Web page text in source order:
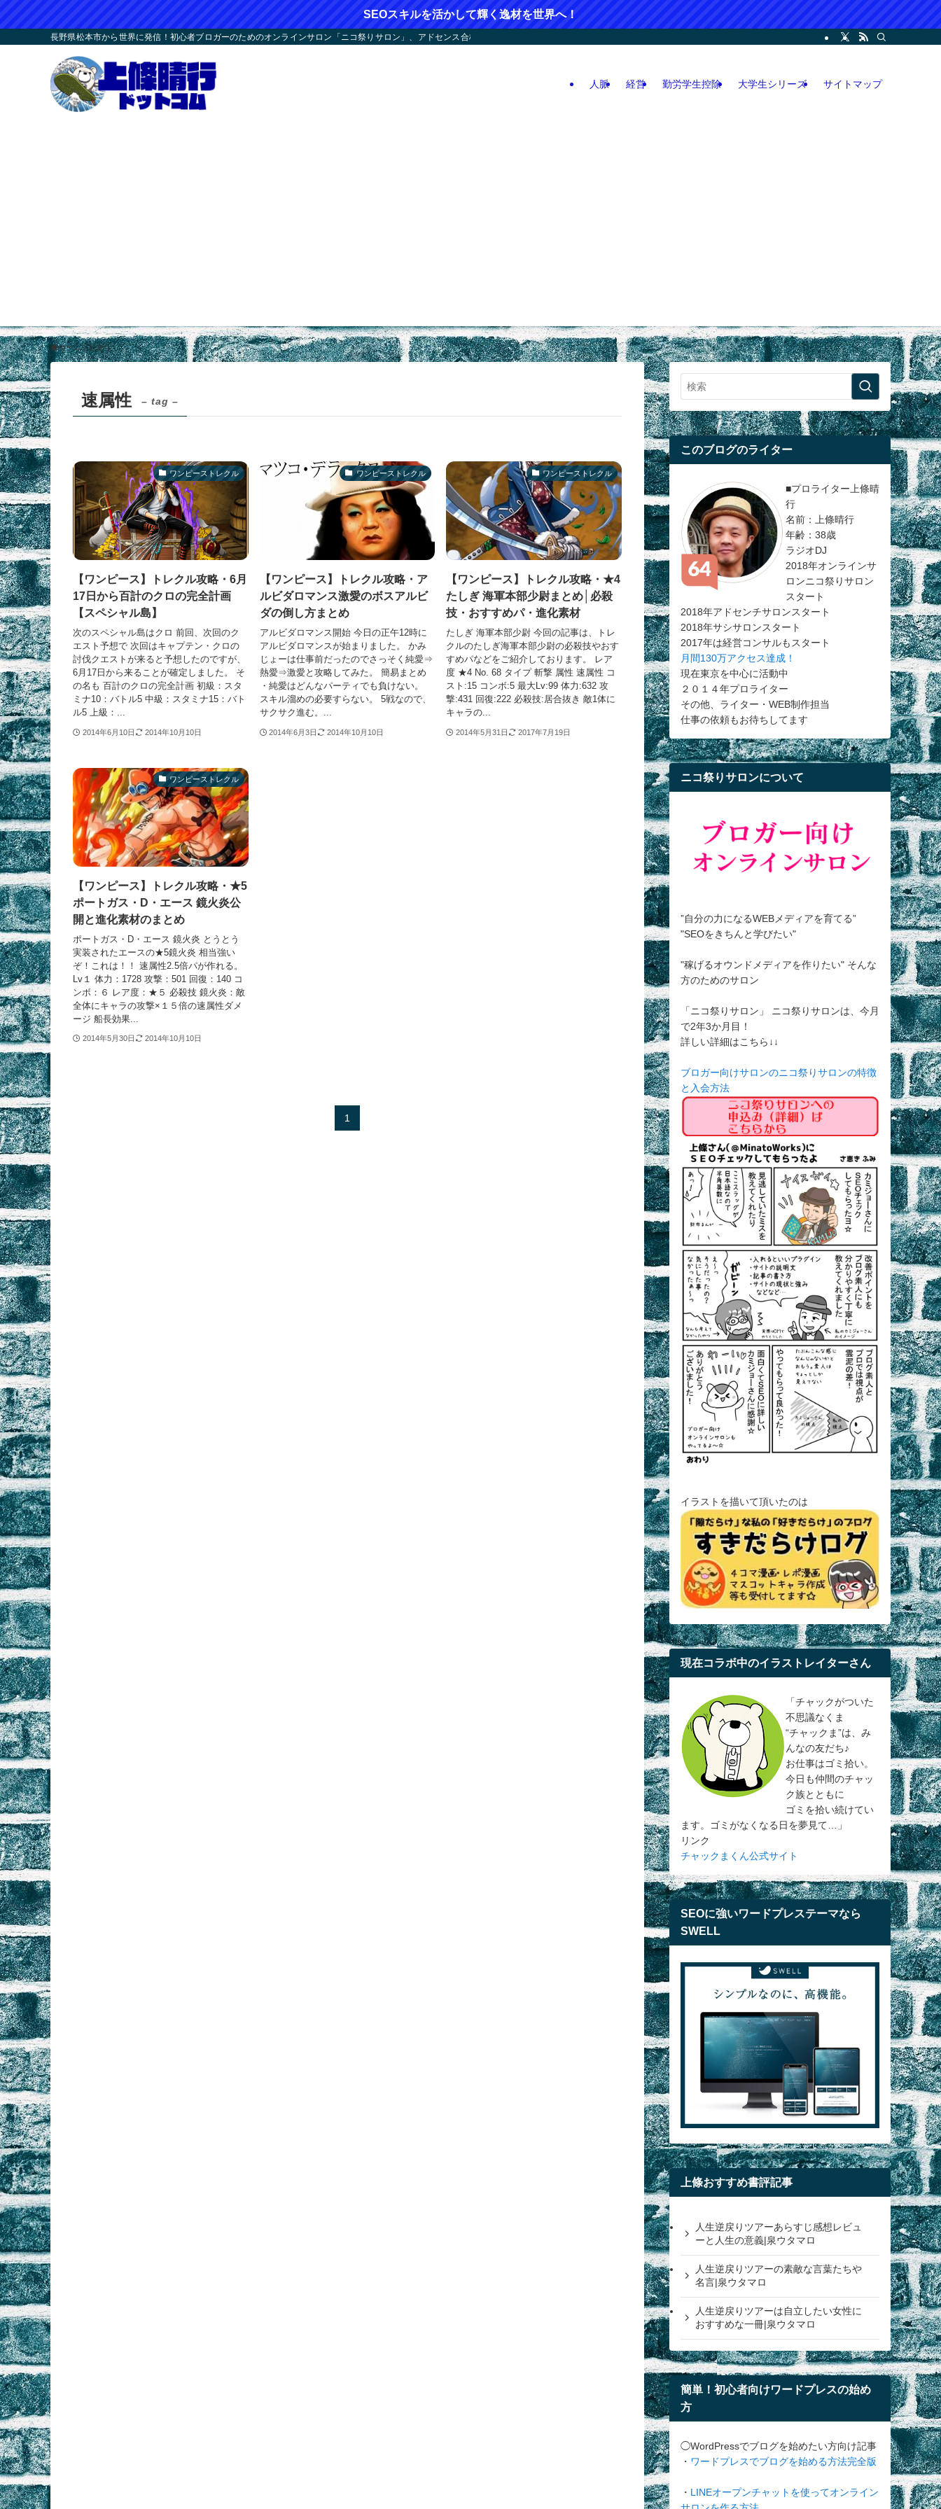
SEOスキルを活かして輝く逸材を世界へ！
長野県松本市から世界に発信！初心者ブロガーのためのオンラインサロン「ニコ祭りサロン」、アドセンス合格応援！人つなぎ屋さん活動、人生逆戻りツアー・コンサル・人脈論などの各情報などを記載。LINEオープンチャット
人脈 経営 勤労学生控除 大学生シリーズ サイトマップ
ホーム 速属性
速属性 – tag –
ワンピーストレクル
【ワンピース】トレクル攻略・6月
17日から百計のクロの完全計画
【スペシャル島】
次のスペシャル島はクロ 前回、次回のク
エスト予想で 次回はキャプテン・クロの
討伐クエストが来ると予想したのですが、
6月17日から来ることが確定しました。 そ
の名も 百計のクロの完全計画 初級：スタ
ミナ10：バトル5 中級：スタミナ15：バト
ル5 上級：...
2014年6月10日 2014年10月10日
ワンピーストレクル
【ワンピース】トレクル攻略・ア
ルビダロマンス激愛のボスアルビ
ダの倒し方まとめ
アルビダロマンス開始 今日の正午12時に
アルビダロマンスが始まりました。 かみ
じょーは仕事前だったのでさっそく純愛⇒
熱愛⇒激愛と攻略してみた。 簡易まとめ
・純愛はどんなパーティでも負けない。
スキル溜めの必要すらない。 5戦なので、
サクサク進む。...
2014年6月3日 2014年10月10日
ワンピーストレクル
【ワンピース】トレクル攻略・★4
たしぎ 海軍本部少尉まとめ│必殺
技・おすすめパ・進化素材
たしぎ 海軍本部少尉 今回の記事は、トレ
クルのたしぎ海軍本部少尉の必殺技やおす
すめパなどをご紹介しております。 レア
度 ★4 No. 68 タイプ 斬撃 属性 速属性 コ
スト:15 コンボ:5 最大Lv:99 体力:632 攻
撃:431 回復:222 必殺技:居合抜き 敵1体に
キャラの...
2014年5月31日 2017年7月19日
ワンピーストレクル
【ワンピース】トレクル攻略・★5
ポートガス・D・エース 鏡火炎公
開と進化素材のまとめ
ポートガス・D・エース 鏡火炎 とうとう
実装されたエースの★5鏡火炎 相当強い
ぞ！これは！！ 速属性2.5倍パが作れる。
Lv１ 体力：1728 攻撃：501 回復：140 コ
ンボ：６ レア度：★５ 必殺技 鏡火炎：敵
全体にキャラの攻撃×１５倍の速属性ダメ
ージ 船長効果...
2014年5月30日 2014年10月10日
1
このブログのライター
■プロライター上條晴
行
名前：上條晴行
年齢：38歳
ラジオDJ
2018年オンラインサ
ロンニコ祭りサロン
スタート
2018年アドセンチサロンスタート
2018年サシサロンスタート
2017年は経営コンサルもスタート
月間130万アクセス達成！
現在東京を中心に活動中
２０１４年プロライター
その他、ライター・WEB制作担当
仕事の依頼もお待ちしてます
ニコ祭りサロンについて
”自分の力になるWEBメディアを育てる”
"SEOをきちんと学びたい"
"稼げるオウンドメディアを作りたい" そんな
方のためのサロン
「ニコ祭りサロン」 ニコ祭りサロンは、今月
で2年3か月目！
詳しい詳細はこちら↓↓
ブロガー向けサロンのニコ祭りサロンの特徴
と入会方法
イラストを描いて頂いたのは
現在コラボ中のイラストレイターさん
「チャックがついた
不思議なくま
“チャックま”は、み
んなの友だち♪
お仕事はゴミ拾い。
今日も仲間のチャッ
ク族とともに
ゴミを拾い続けてい
ます。ゴミがなくなる日を夢見て…」
リンク
チャックまくん公式サイト
SEOに強いワードプレステーマなら
SWELL
上條おすすめ書評記事
人生逆戻りツアーあらすじ感想レビュ
ーと人生の意義|泉ウタマロ
人生逆戻りツアーの素敵な言葉たちや
名言|泉ウタマロ
人生逆戻りツアーは自立したい女性に
おすすめな一冊|泉ウタマロ
簡単！初心者向けワードプレスの始め
方
◯WordPressでブログを始めたい方向け記事
・ ワードプレスでブログを始める方法完全版
・ LINEオープンチャットを使ってオンライン